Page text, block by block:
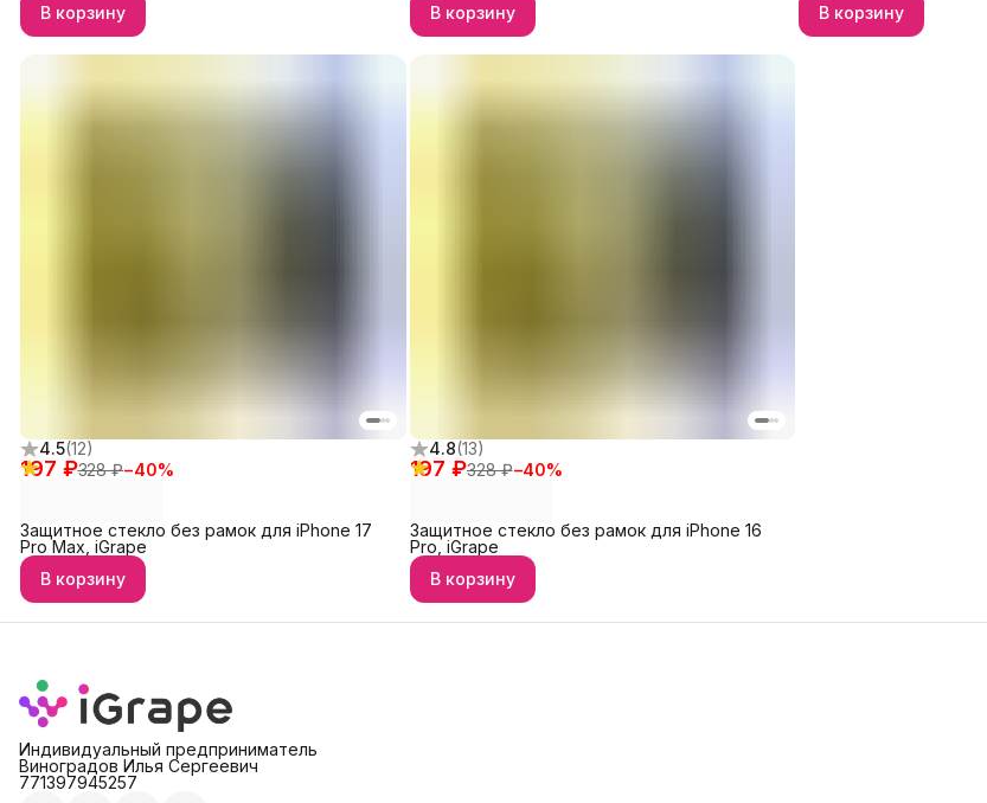
В корзину
В корзину
В корзину
4.5(12)
197 ₽328 ₽−40%
Защитное стекло без рамок для iPhone 17
Pro Max, iGrape
В корзину
4.8(13)
197 ₽328 ₽−40%
Защитное стекло без рамок для iPhone 16
Pro, iGrape
В корзину
Индивидуальный предприниматель
Виноградов Илья Сергеевич
771397945257